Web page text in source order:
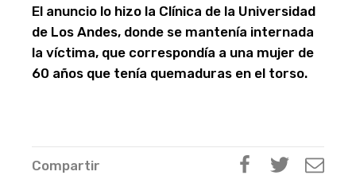
El anuncio lo hizo la Clínica de la Universidad
de Los Andes, donde se mantenía internada
la víctima, que correspondía a una mujer de
60 años que tenía quemaduras en el torso.
Compartir